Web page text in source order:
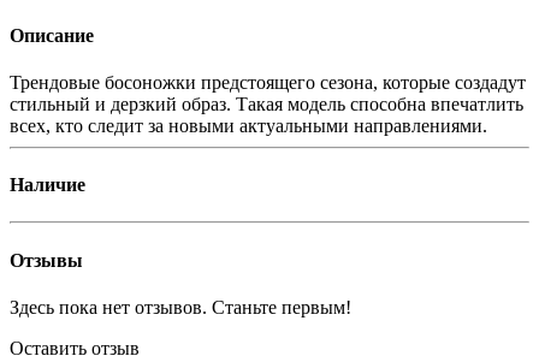
Описание
Трендовые босоножки предстоящего сезона, которые создадут
стильный и дерзкий образ. Такая модель способна впечатлить
всех, кто следит за новыми актуальными направлениями.
Наличие
Отзывы
Здесь пока нет отзывов. Станьте первым!
Оставить отзыв